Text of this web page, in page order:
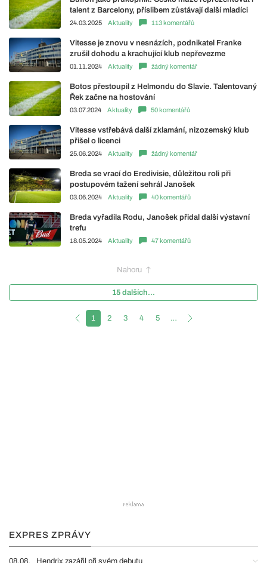
talent z Barcelony, příslibem zůstávají další mladíci
24.03.2025 Aktuality 113 komentářů
Vitesse je znovu v nesnázích, podnikatel Franke
zrušil dohodu a krachující klub nepřevezme
01.11.2024 Aktuality žádný komentář
Botos přestoupil z Helmondu do Slavie. Talentovaný
Řek začne na hostování
03.07.2024 Aktuality 50 komentářů
Vitesse vstřebává další zklamání, nizozemský klub
přišel o licenci
25.06.2024 Aktuality žádný komentář
Breda se vrací do Eredivisie, důležitou roli při
postupovém tažení sehrál Janošek
03.06.2024 Aktuality 40 komentářů
Breda vyřadila Rodu, Janošek přidal další výstavní
trefu
18.05.2024 Aktuality 47 komentářů
Nahoru
15 dalších...
1 2 3 4 5 …
EXPRES ZPRÁVY
08.08. Hendrix zazářil při svém debutu